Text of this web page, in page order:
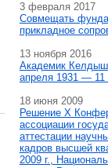
3 февраля 2017
Совмещать
прикладное
13 ноября 2016
Академик
апреля 1931 — 11
18 июня 2009
Решение X
ассоциации
аттестации
кадров высшей
2009 г.,